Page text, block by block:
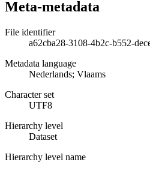
Meta-metadata
File identifier
a62cba28-3108-4b2c-b552-
Metadata language
Nederlands; Vlaams
Character set
UTF8
Hierarchy level
Dataset
Hierarchy level name